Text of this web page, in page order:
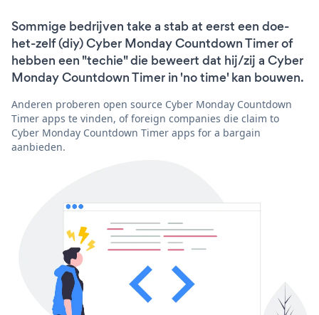
Sommige bedrijven take a stab at eerst een doe-
het-zelf (diy) Cyber Monday Countdown Timer of
hebben een "techie" die beweert dat hij/zij a Cyber
Monday Countdown Timer in 'no time' kan bouwen.
Anderen proberen open source Cyber Monday Countdown
Timer apps te vinden, of foreign companies die claim to
Cyber Monday Countdown Timer apps for a bargain
aanbieden.